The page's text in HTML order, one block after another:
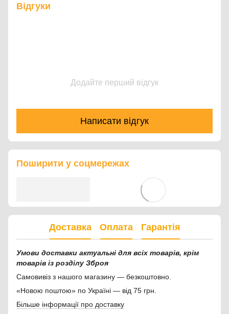
Відгуки
Додайте перший відгук
Написати відгук
Поширити у соцмережах
Доставка Оплата Гарантія
Умови доставки актуальні для всіх товарів, крім
товарів із розділу Зброя
Самовивіз з нашого магазину — безкоштовно.
«Новою поштою» по Україні — від 75 грн.
Більше інформації про доставку